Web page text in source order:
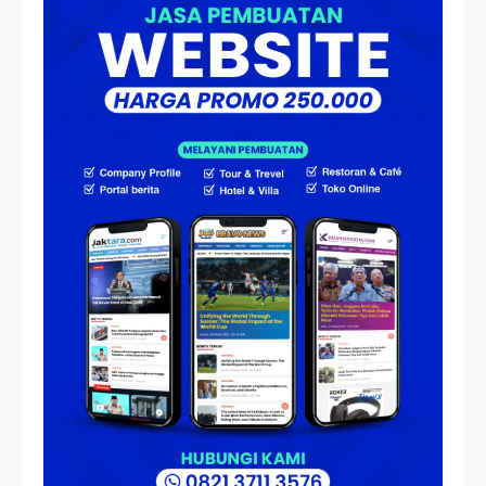
Artikel
HP Dopod U1000, Laptop Mini
yang Mendahului Zaman
Sebelum Era iPhone dan
Smartphone
Resonansi
Seri 1: Republik Karang
Kedempel, Lahirnya Politik
Non-Blok ke Go-Blok!
Artikel
Menelusuri Akar Sejarah Ulang
Tahun PPU, Pertentangan
Bulan Peringatan vs
Pengesahan UU 7/2002